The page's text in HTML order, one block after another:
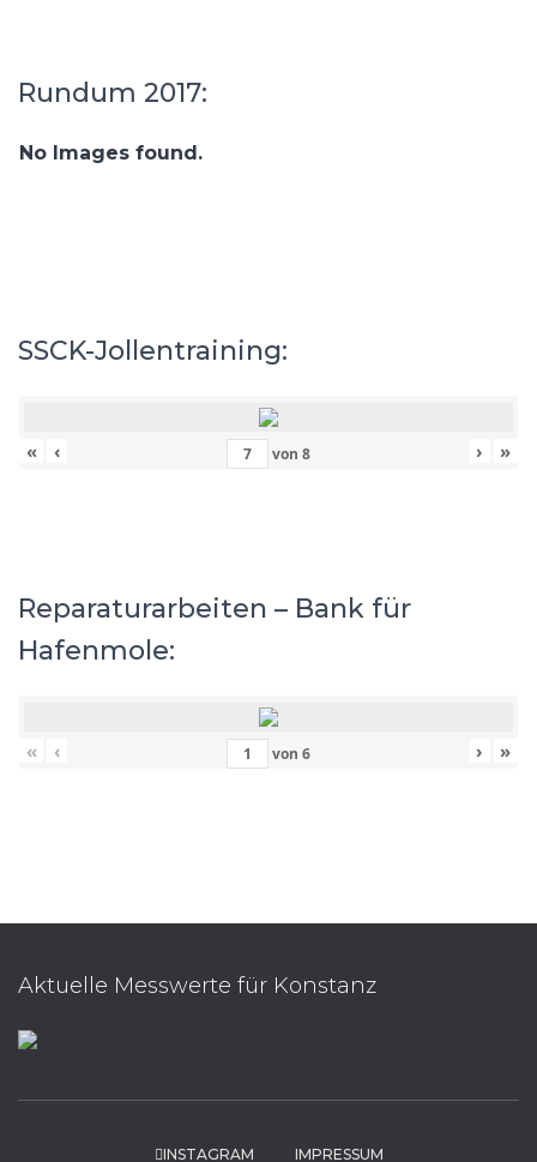
Rundum 2017:
No Images found.
SSCK-Jollentraining:
« ‹ von 8 › »
Reparaturarbeiten – Bank für
Hafenmole:
« ‹ von 6 › »
Aktuelle Messwerte für Konstanz
INSTAGRAM IMPRESSUM